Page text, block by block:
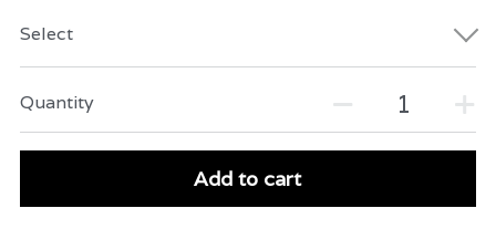
Select
Quantity
Add to cart